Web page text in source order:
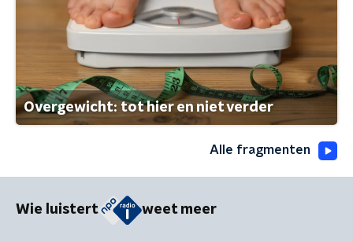
Overgewicht: tot hier en niet verder
Alle fragmenten
Wie luistert weet meer